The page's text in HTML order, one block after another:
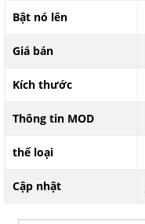
Bật nó lên
Giá bán
Kích thước
Thông tin MOD
thể loại
Cập nhật